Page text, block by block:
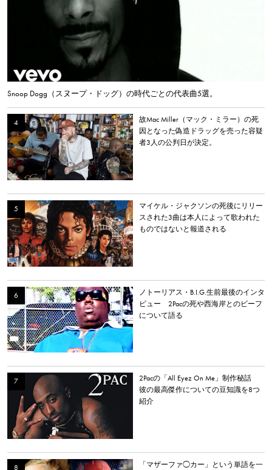
Snoop Dogg（スヌープ・ドッグ）の時代ごとの代表曲5選。
故Mac Miller（マック・ミラー）の死
因となった偽造ドラッグを売った容疑
者3人の公判日が決定。
マイケル・ジャクソンの死後にリリー
スされた3曲は本人によって歌われた
ものではないと報道される
ノトーリアス・B.I.G.生前最後のインタ
ビュー 2Pacの死や西海岸とのビーフ
について語る
2Pacの「All Eyez On Me」制作秘話
彼の最高傑作についての豆知識を8つ
紹介
「マザーファ◯カー」という単語を一